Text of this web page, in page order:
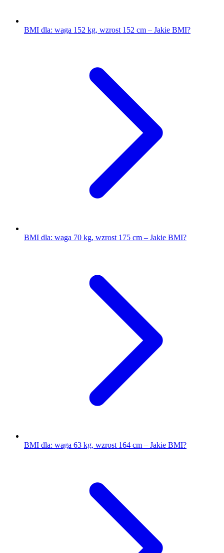
BMI dla: waga 152 kg, wzrost 152 cm – Jakie BMI?
BMI dla: waga 70 kg, wzrost 175 cm – Jakie BMI?
BMI dla: waga 63 kg, wzrost 164 cm – Jakie BMI?